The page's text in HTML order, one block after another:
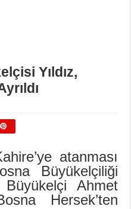
Yıldız,
atanması
Büyükelçiliği
Ahmet
Hersek’ten